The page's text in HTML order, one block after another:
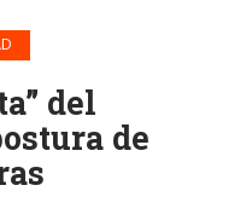
del
de